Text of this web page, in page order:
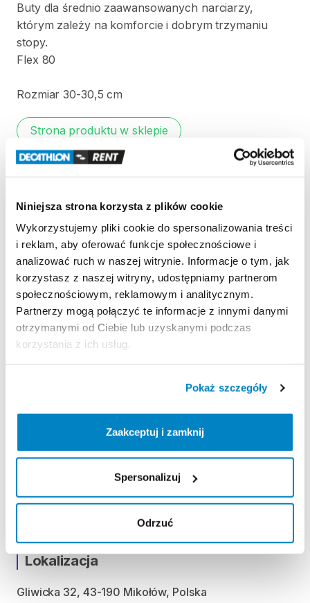
Niniejsza strona korzysta z plików cookie
Wykorzystujemy pliki cookie do spersonalizowania treści
i reklam, aby oferować funkcje społecznościowe i
analizować ruch w naszej witrynie. Informacje o tym, jak
korzystasz z naszej witryny, udostępniamy partnerom
społecznościowym, reklamowym i analitycznym.
Partnerzy mogą połączyć te informacje z innymi danymi
otrzymanymi od Ciebie lub uzyskanymi podczas
korzystania z ich usług.
Pokaż szczegóły
Zaakceptuj i zamknij
Spersonalizuj
Odrzuć
Buty dla średnio zaawansowanych narciarzy​,​
którym zależy na komforcie i dobrym trzymaniu
stopy.
Flex 80
Rozmiar 30-30​,​5 cm
Strona produktu w sklepie
Zasady wypożyczenia
REGULAMIN
Regulamin wypożyczalni
KAUCJA
Nie pobieramy kaucji za wypożyczenie tego
produktu
Poniedziałek: 10:00 - 21:00
Wtorek: 10:00 - 21:00
Środa: 10:00 - 21:00
Piątek: 10:00 - 21:00
Sobota: 9:00 - 21:00
Niedziela handlowa: 10:00 - 20:00
Lokalizacja
Gliwicka 32, 43-190 Mikołów, Polska